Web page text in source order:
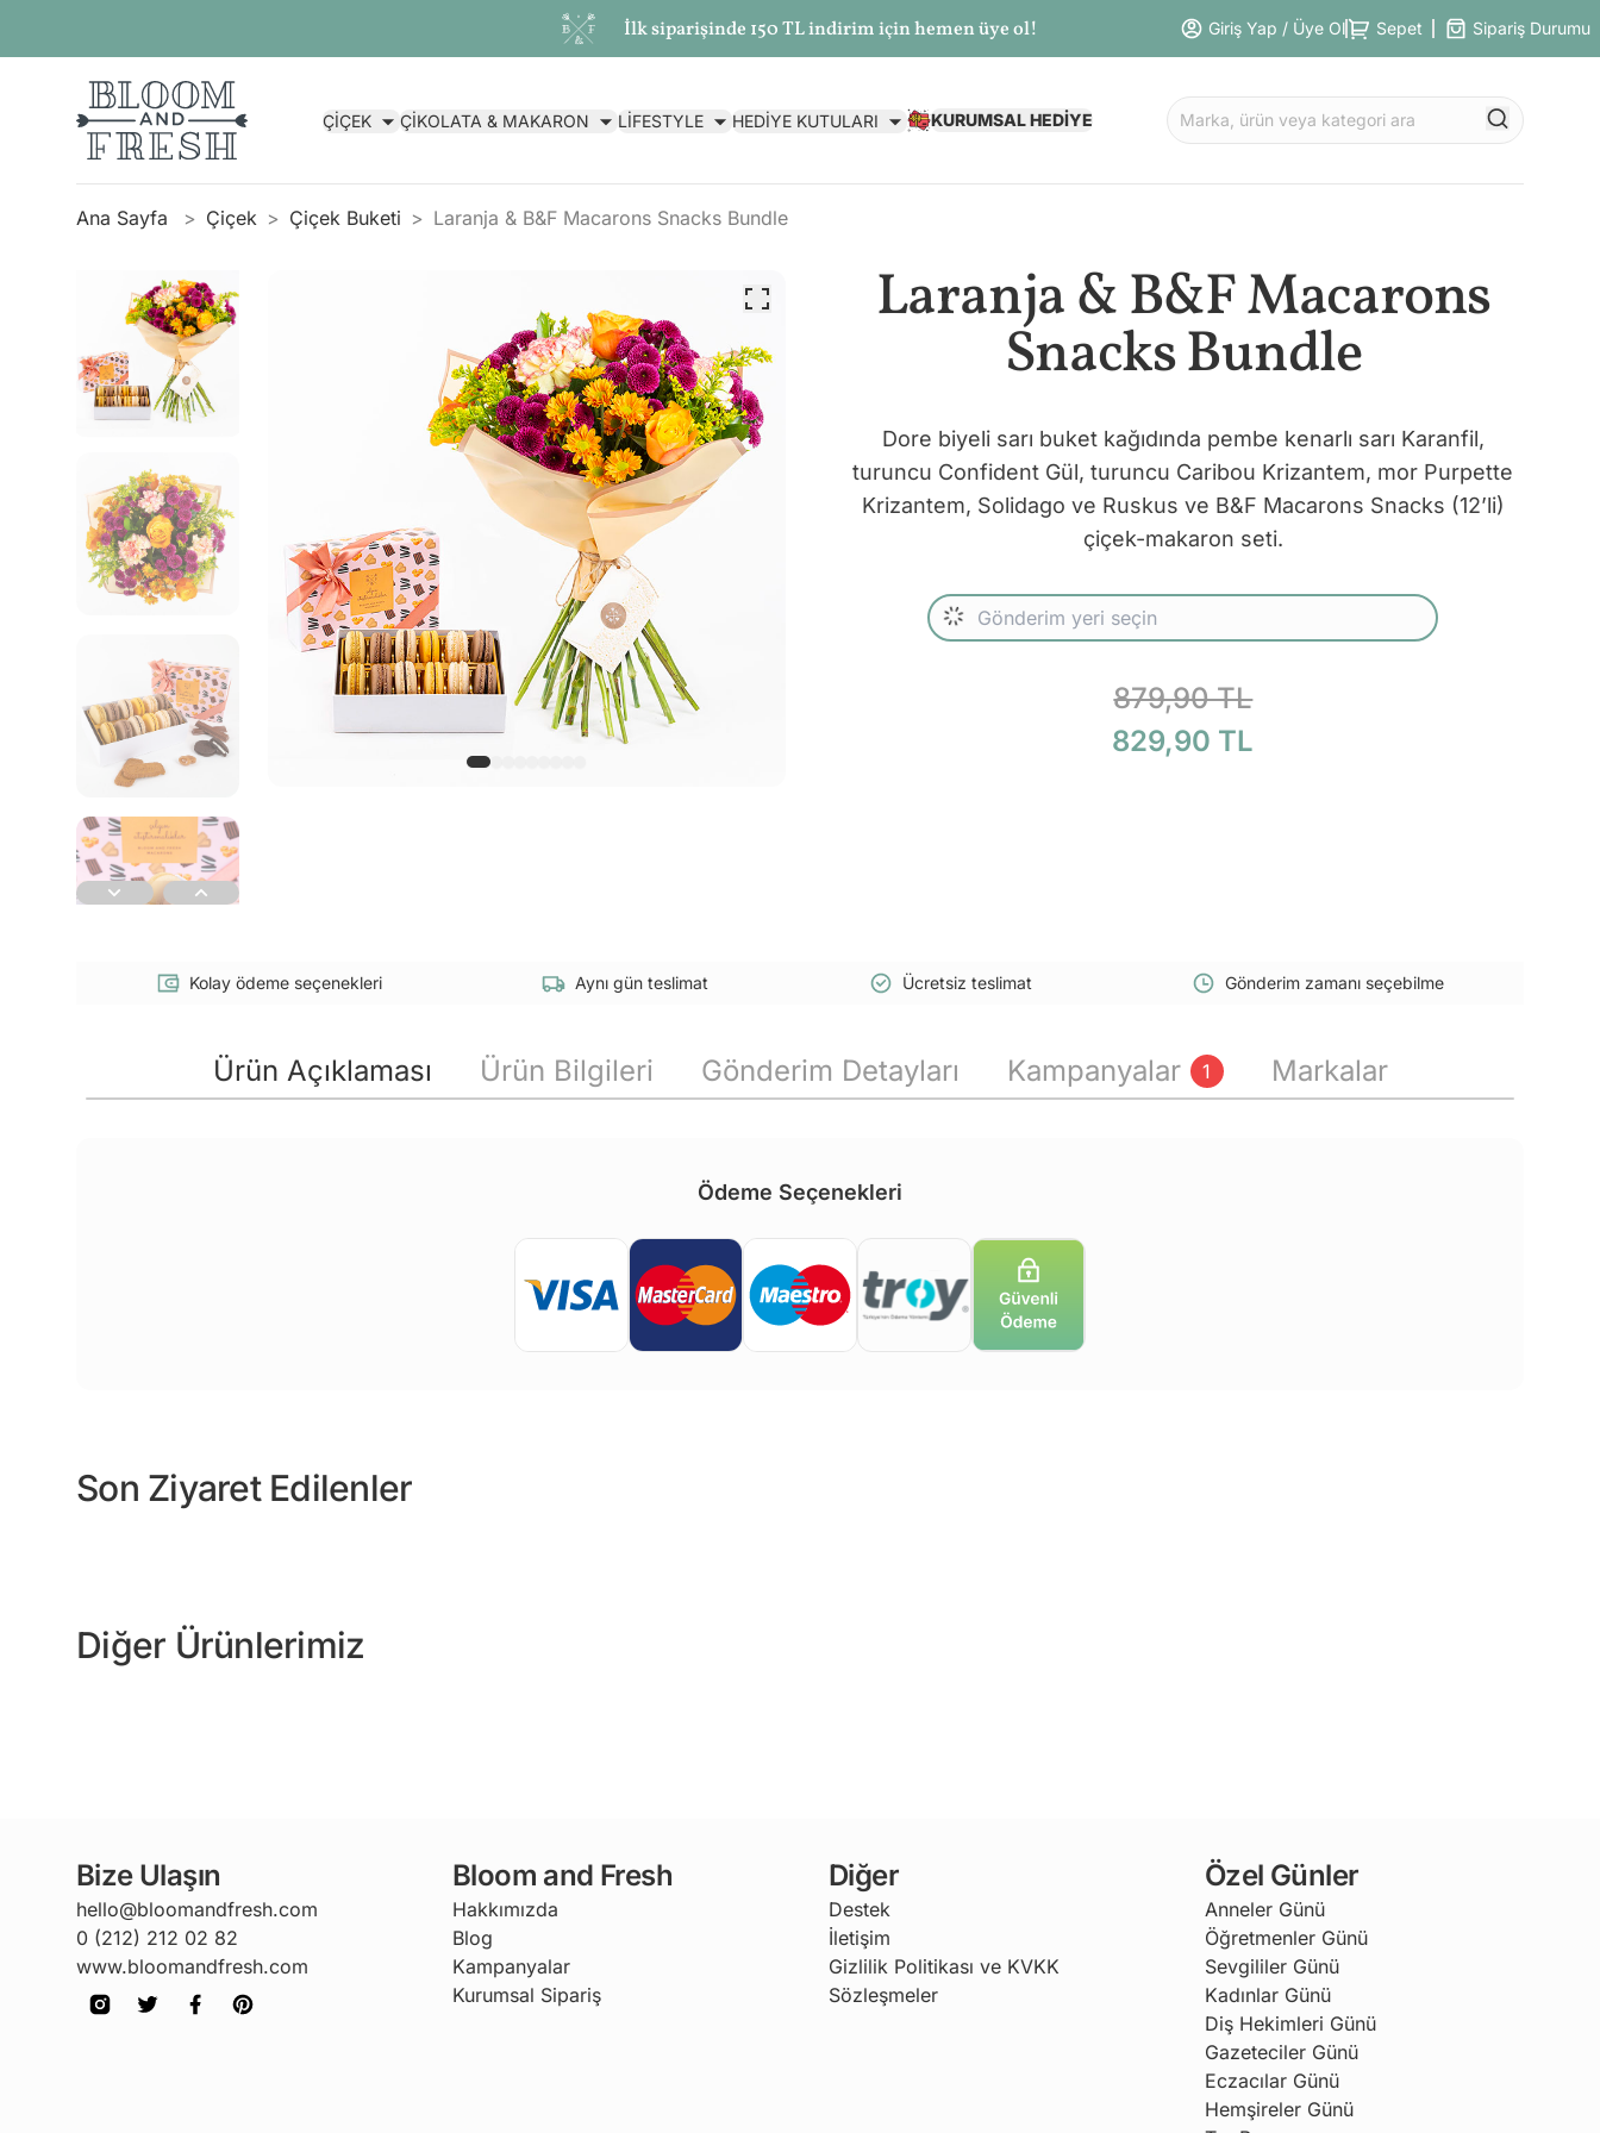
İlk siparişinde 150 TL indirim için hemen üye ol! Giriş Yap / Üye Ol Sepet Sipariş Durumu
ÇİÇEK ÇİKOLATA & MAKARON LİFESTYLE HEDİYE KUTULARI KURUMSAL HEDİYE
Ana Sayfa Çiçek Çiçek Buketi Laranja & B&F Macarons Snacks Bundle
Laranja & B&F Macarons
Snacks Bundle
Dore biyeli sarı buket kağıdında pembe kenarlı sarı Karanfil,
turuncu Confident Gül, turuncu Caribou Krizantem, mor Purpette
Krizantem, Solidago ve Ruskus ve B&F Macarons Snacks (12’li)
çiçek-makaron seti.
879,90 TL
829,90 TL
Kolay ödeme seçenekleri Aynı gün teslimat Ücretsiz teslimat Gönderim zamanı seçebilme
Ürün Açıklaması Ürün Bilgileri Gönderim Detayları Kampanyalar 1 Markalar
Ödeme Seçenekleri
Son Ziyaret Edilenler
Diğer Ürünlerimiz
Bize Ulaşın
hello@bloomandfresh.com
0 (212) 212 02 82
www.bloomandfresh.com
Bloom and Fresh
Hakkımızda
Blog
Kampanyalar
Kurumsal Sipariş
Diğer
Destek
İletişim
Gizlilik Politikası ve KVKK
Sözleşmeler
Özel Günler
Anneler Günü
Öğretmenler Günü
Sevgililer Günü
Kadınlar Günü
Diş Hekimleri Günü
Gazeteciler Günü
Eczacılar Günü
Hemşireler Günü